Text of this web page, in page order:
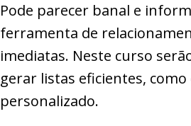
Pode parecer banal e
ferramenta de
imediatas. Neste curso
gerar listas eficientes,
personalizado.